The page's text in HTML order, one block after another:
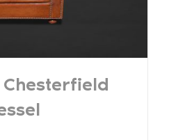
gewählt
werden